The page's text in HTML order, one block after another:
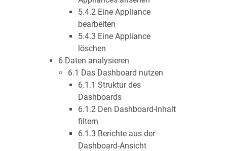
5.4.2 Eine Appliance
bearbeiten
5.4.3 Eine Appliance
löschen
6 Daten analysieren
6.1 Das Dashboard nutzen
6.1.1 Struktur des
Dashboards
6.1.2 Den Dashboard-Inhalt
filtern
6.1.3 Berichte aus der
Dashboard-Ansicht